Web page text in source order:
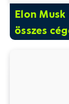
Elon
összes